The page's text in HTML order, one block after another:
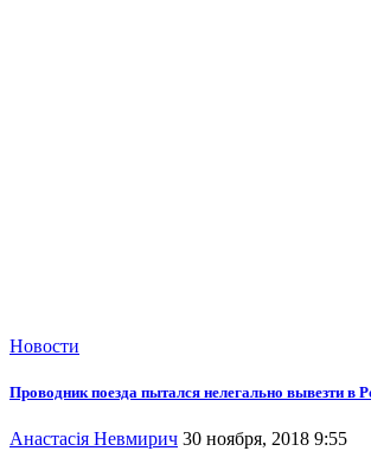
Новости
Проводник поезда пытался нелегально вывезти в
Анастасія Невмирич 30 ноября, 2018 9:55